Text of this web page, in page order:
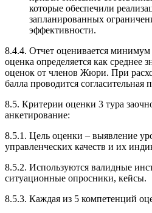
которые обеспечили
запланированных
эффективности.
8.4.4. Отчет оценивается
оценка определяется как среднее
оценок от членов Жюри. При
балла проводится согласительная
8.5. Критерии оценки 3 тура
анкетирование:
8.5.1. Цель оценки – выявление
управленческих качеств и их
8.5.2. Используются валидные
ситуационные опросники, кейсы.
8.5.3. Каждая из 5 компетенций